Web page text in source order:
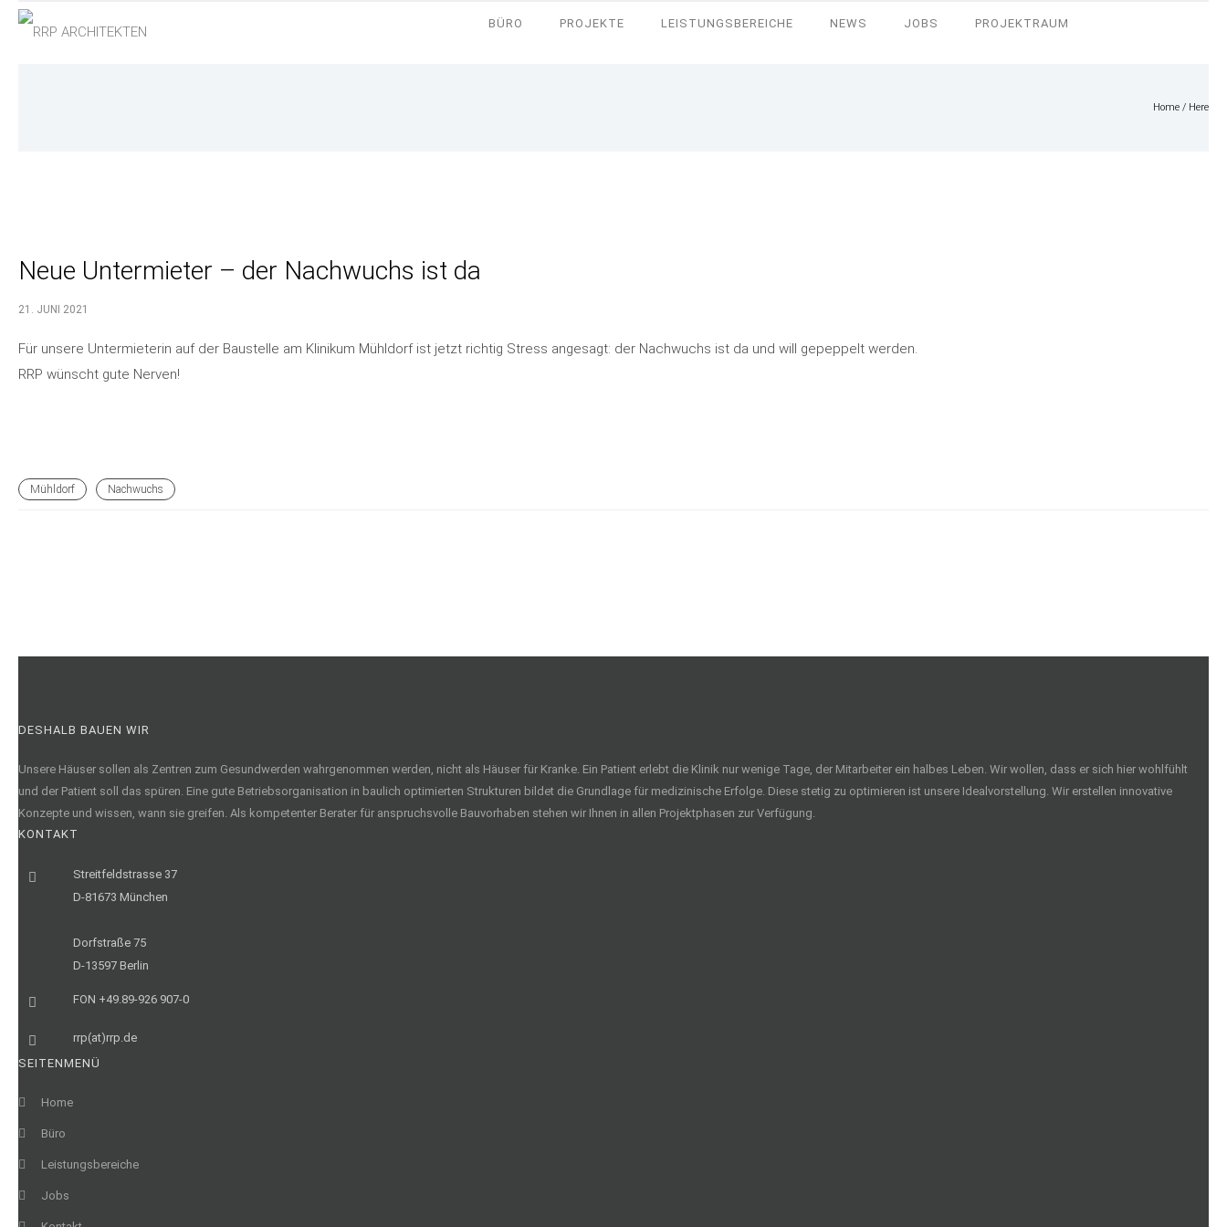
BÜRO PROJEKTE LEISTUNGSBEREICHE NEWS JOBS PROJEKTRAUM
Home / Here
Neue Untermieter – der Nachwuchs ist da
21. JUNI 2021
Für unsere Untermieterin auf der Baustelle am Klinikum Mühldorf ist jetzt richtig Stress angesagt: der Nachwuchs ist da und will gepeppelt werden.
RRP wünscht gute Nerven!
Mühldorf Nachwuchs
DESHALB BAUEN WIR
Unsere Häuser sollen als Zentren zum Gesundwerden wahrgenommen werden, nicht als Häuser für Kranke. Ein Patient erlebt die Klinik nur wenige Tage, der Mitarbeiter ein halbes Leben. Wir wollen, dass er sich hier wohlfühlt
und der Patient soll das spüren. Eine gute Betriebsorganisation in baulich optimierten Strukturen bildet die Grundlage für medizinische Erfolge. Diese stetig zu optimieren ist unsere Idealvorstellung. Wir erstellen innovative
Konzepte und wissen, wann sie greifen. Als kompetenter Berater für anspruchsvolle Bauvorhaben stehen wir Ihnen in allen Projektphasen zur Verfügung.
KONTAKT
Streitfeldstrasse 37
D-81673 München
Dorfstraße 75
D-13597 Berlin
FON +49.89-926 907-0
rrp(at)rrp.de
SEITENMENÜ
Home
Büro
Leistungsbereiche
Jobs